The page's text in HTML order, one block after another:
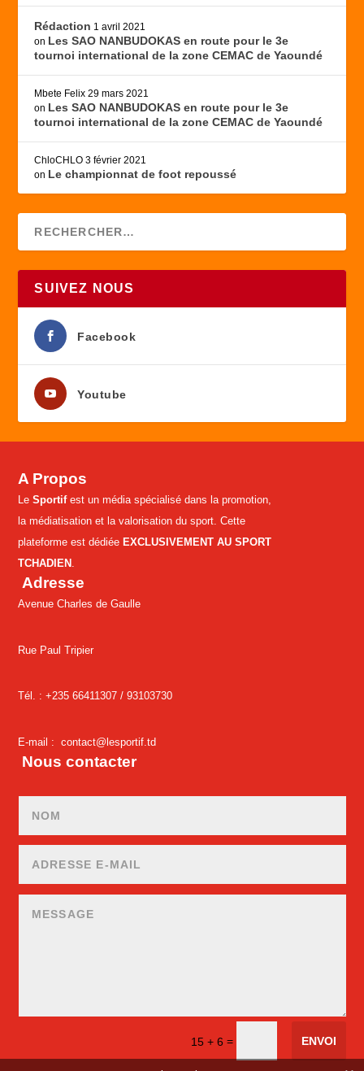
Rédaction 1 avril 2021
on Les SAO NANBUDOKAS en route pour le 3e
tournoi international de la zone CEMAC de Yaoundé
Mbete Felix 29 mars 2021
on Les SAO NANBUDOKAS en route pour le 3e
tournoi international de la zone CEMAC de Yaoundé
ChloCHLO 3 février 2021
on Le championnat de foot repoussé
SUIVEZ NOUS
Facebook
Youtube
A Propos
LeSportifest un média spécialisé dans la promotion,
la médiatisation et la valorisation du sport. Cette
plateforme est dédiée EXCLUSIVEMENT AU SPORT
TCHADIEN .
Adresse
Avenue Charles de Gaulle
Rue Paul Tripier
Tél. : +235 66411307 /93103730
E-mail :contact@lesportif.td
Nous contacter
15 + 6 = ENVOI